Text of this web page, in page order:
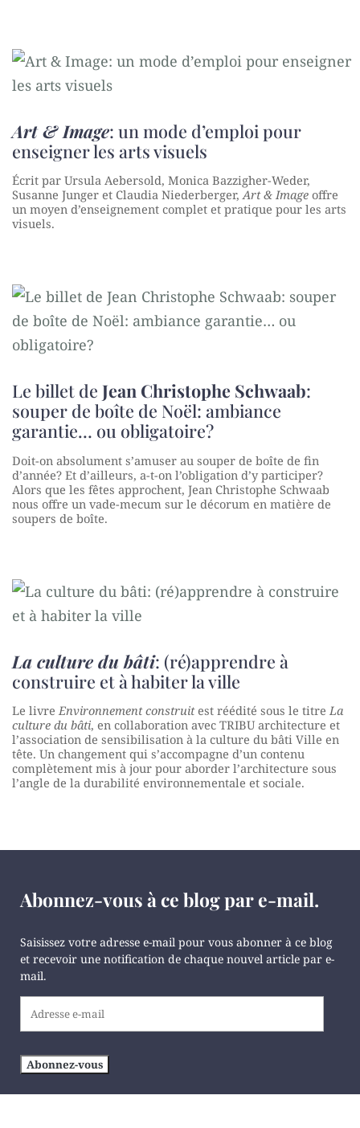
Art & Image: un mode d’emploi pour
enseigner les arts visuels
Écrit par Ursula Aebersold, Monica Bazzigher-Weder,
Susanne Junger et Claudia Niederberger,Art & Image offre
un moyen d’enseignement complet et pratique pour les arts
visuels.
Le billet de Jean Christophe Schwaab:
souper de boîte de Noël: ambiance
garantie… ou obligatoire?
Doit-on absolument s’amuser au souper de boîte de fin
d’année? Et d’ailleurs, a-t-on l’obligation d’y participer?
Alors que les fêtes approchent, Jean Christophe Schwaab
nous offre un vade-mecum sur le décorum en matière de
soupers de boîte.
La culture du bâti: (ré)apprendre à
construire et à habiter la ville
Le livreEnvironnement construitest réédité sous le titre La
culture du bâti, en collaboration avec TRIBU architecture et
l’association de sensibilisation à la culture du bâti Ville en
tête. Un changement qui s’accompagne d’un contenu
complètement mis à jour pour aborder l’architecture sous
l’angle de la durabilité environnementale et sociale.
Abonnez-vous à ce blog par e-mail.
Saisissez votre adresse e-mail pour vous abonner à ce blog
et recevoir une notification de chaque nouvel article par e-
mail.
Abonnez-vous